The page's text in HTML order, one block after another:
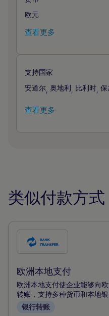
欧元
查看更多
支持国家
安道尔, 奥地利, 比利时, 保
查看更多
类似付款方式
选
此
付
款
方
欧洲本地支付
欧洲本地支付使企业能够向
转账，支持多种货币和本地银
银行转账